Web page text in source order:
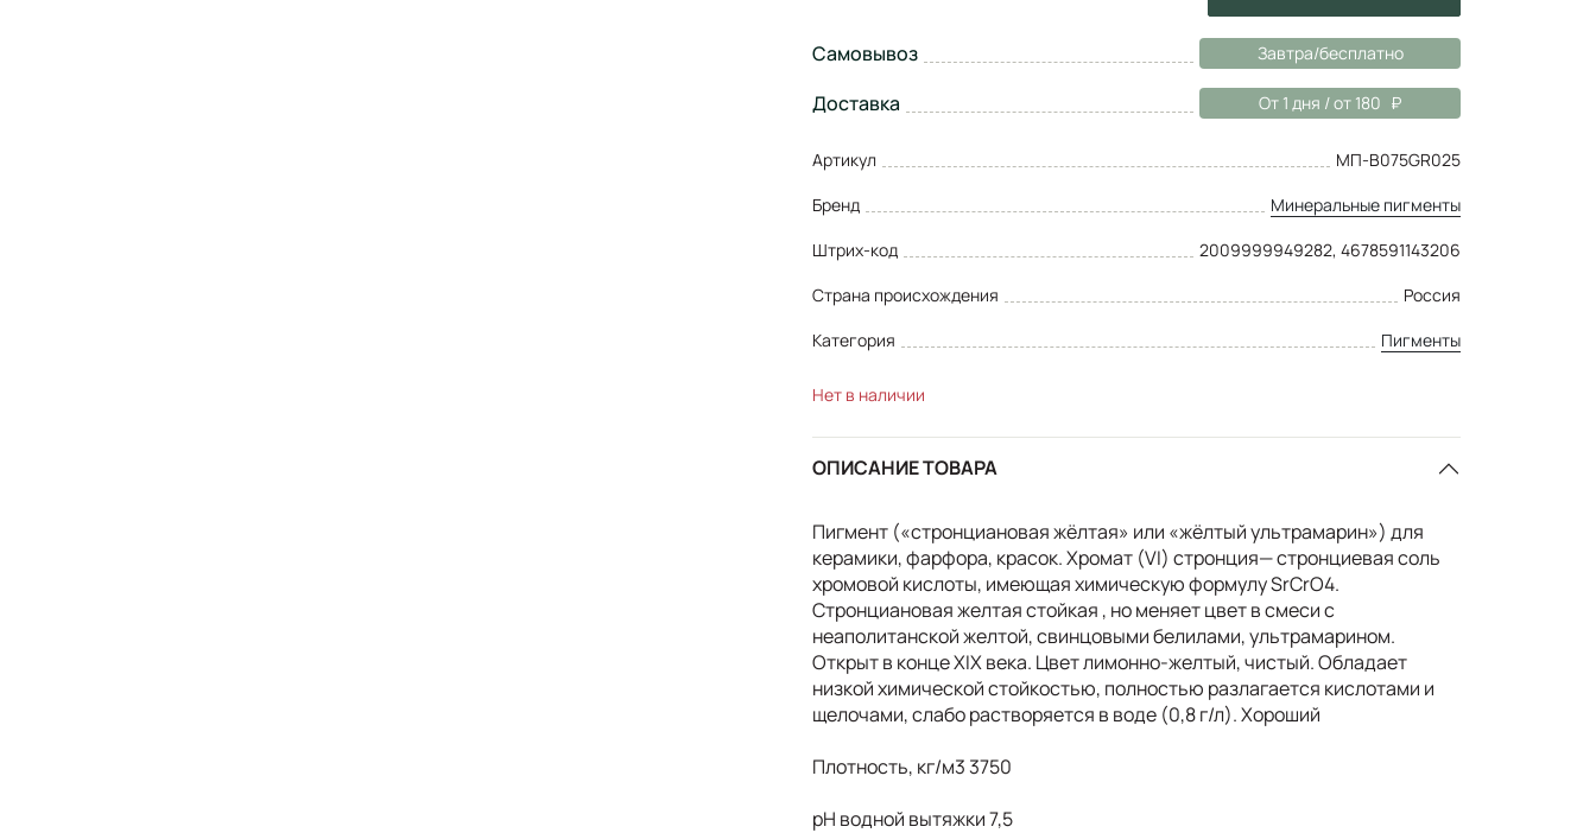
Самовывоз Завтра/бесплатно
Доставка От 1 дня / от 180
Артикул
МП-B075GR025
Бренд
Минеральные пигменты
Штрих-код
2009999949282, 4678591143206
Страна происхождения
Россия
Категория
Пигменты
Нет в наличии
ОПИСАНИЕ ТОВАРА
Пигмент («стронциановая жёлтая» или «жёлтый ультрамарин») для
керамики, фарфора, красок. Хромат (VI) стронция— стронциевая соль
хромовой кислоты, имеющая химическую формулу SrCrO4.
Стронциановая желтая стойкая , но меняет цвет в смеси с
неаполитанской желтой, свинцовыми белилами, ультрамарином.
Открыт в конце XIX века. Цвет лимонно-желтый, чистый. Обладает
низкой химической стойкостью, полностью разлагается кислотами и
щелочами, слабо растворяется в воде (0,8 г/л). Хороший
Плотность, кг/м3 3750
pH водной вытяжки 7,5